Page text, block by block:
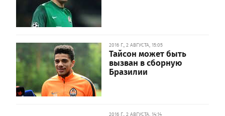
2016 Г., 2 АВГУСТА, 15:05
Тайсон может быть
вызван в сборную
Бразилии
2016 Г., 2 АВГУСТА, 14:14